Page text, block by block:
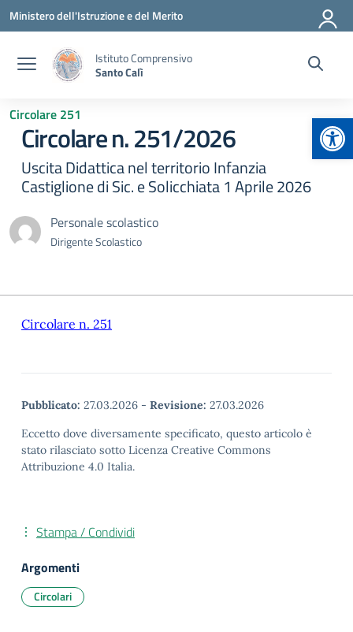
Vai ai contenuti
Vai al menu di navigazione
Vai al footer
Ministero dell'Istruzione e del Merito
Istituto Comprensivo
Santo Calì
Circolare 251
Circolare n. 251/2026
Uscita Didattica nel territorio Infanzia
Castiglione di Sic. e Solicchiata 1 Aprile 2026
Personale scolastico
Dirigente Scolastico
Circolare n. 251
Pubblicato: 27.03.2026 - Revisione: 27.03.2026
Eccetto dove diversamente specificato, questo articolo è
stato rilasciato sotto Licenza Creative Commons
Attribuzione 4.0 Italia.
Stampa / Condividi
Argomenti
Circolari